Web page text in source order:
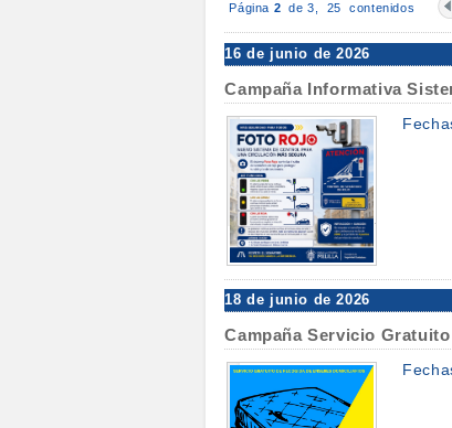
Página 2 de 3, 25 contenidos
16 de junio de 2026
Campaña Informativa
18 de junio de 2026
Campaña Servicio